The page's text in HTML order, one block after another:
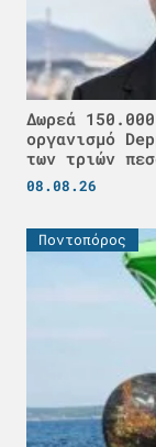
Δωρεά
οργανισμό
των τριών
08.08.26
Ποντοπόρος